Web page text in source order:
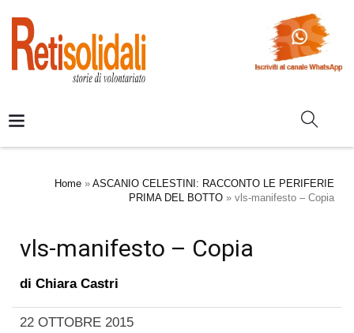
Home » ASCANIO CELESTINI: RACCONTO LE PERIFERIE
PRIMA DEL BOTTO » vls-manifesto – Copia
vls-manifesto – Copia
di Chiara Castri
22 OTTOBRE 2015